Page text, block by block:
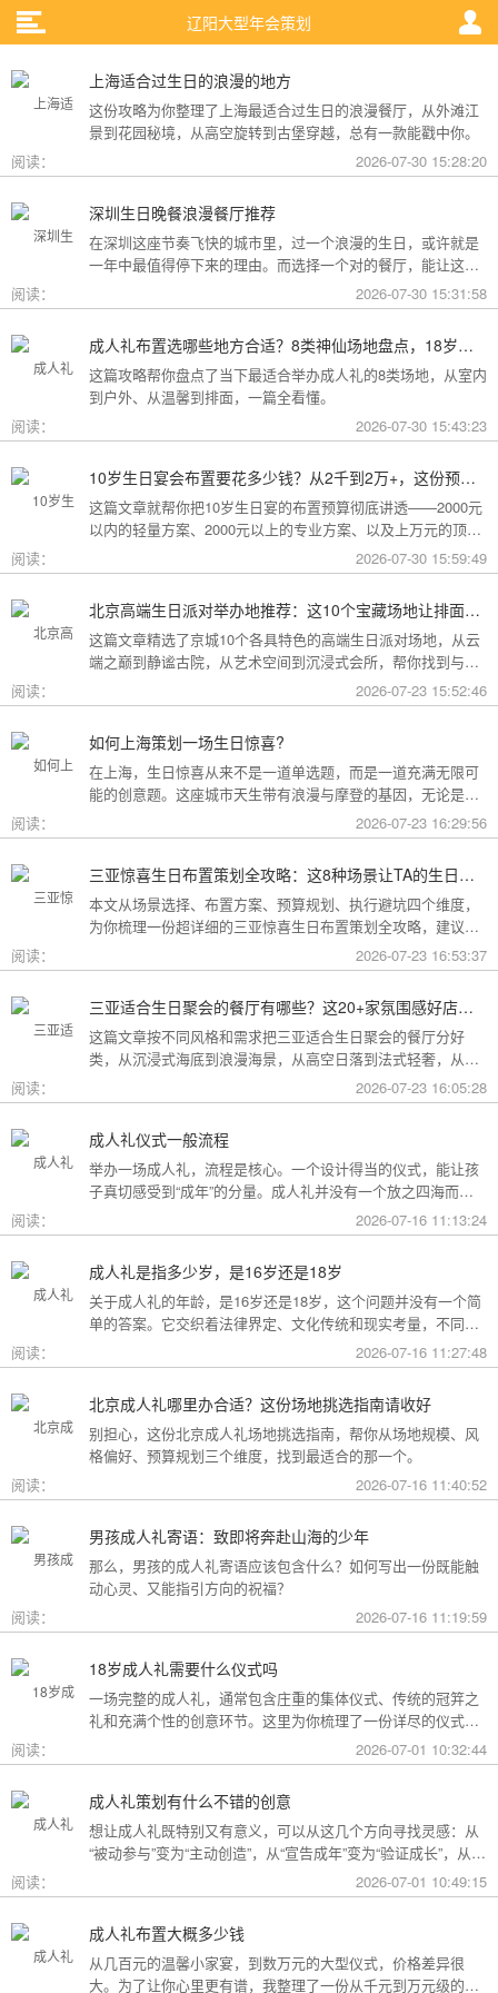
辽阳大型年会策划
上海适合过生日的浪漫的地方
这份攻略为你整理了上海最适合过生日的浪漫餐厅，从外滩江
景到花园秘境，从高空旋转到古堡穿越，总有一款能戳中你。
阅读：
2026-07-30 15:28:20
深圳生日晚餐浪漫餐厅推荐
在深圳这座节奏飞快的城市里，过一个浪漫的生日，或许就是
一年中最值得停下来的理由。而选择一个对的餐厅，能让这一
天从“普通”变成“终生难忘”。无论是俯瞰城市灯火的高空秘境，
还是被鲜花与海风包裹的梦幻露台，深圳从不缺乏仪式感。
阅读： 2026-07-30 15:31:58
成人礼布置选哪些地方合适？8类神仙场地盘点，18岁的仪式感从选对地方开始
这篇攻略帮你盘点了当下最适合举办成人礼的8类场地，从室内
到户外、从温馨到排面，一篇全看懂。
阅读：
2026-07-30 15:43:23
10岁生日宴会布置要花多少钱？从2千到2万+，这份预算攻略讲透了
这篇文章就帮你把10岁生日宴的布置预算彻底讲透——2000元
以内的轻量方案、2000元以上的专业方案、以及上万元的顶配
阅读： 2026-07-30 15:59:49
北京高端生日派对举办地推荐：这10个宝藏场地让排面与品味兼得
这篇文章精选了京城10个各具特色的高端生日派对场地，从云
端之巅到静谧古院，从艺术空间到沉浸式会所，帮你找到与心
阅读： 2026-07-23 15:52:46
如何上海策划一场生日惊喜?
在上海，生日惊喜从来不是一道单选题，而是一道充满无限可
能的创意题。这座城市天生带有浪漫与摩登的基因，无论是外
滩的璀璨夜景，还是梧桐树下的老洋房，都为策划惊喜提供了
无尽的灵感
阅读： 2026-07-23 16:29:56
三亚惊喜生日布置策划全攻略：这8种场景让TA的生日成为永远难忘的回忆
本文从场景选择、布置方案、预算规划、执行避坑四个维度，
为你梳理一份超详细的三亚惊喜生日布置策划全攻略，建议收
阅读： 2026-07-23 16:53:37
三亚适合生日聚会的餐厅有哪些？这20+家氛围感好店按风格挑，一篇搞定
这篇文章按不同风格和需求把三亚适合生日聚会的餐厅分好
类，从沉浸式海底到浪漫海景，从高空日落到法式轻奢，从热
带庭院到高性价比好店，直接对号入座就行。
阅读： 2026-07-23 16:05:28
成人礼仪式一般流程
举办一场成人礼，流程是核心。一个设计得当的仪式，能让孩
子真切感受到“成年”的分量。成人礼并没有一个放之四海而皆
准的固定模板，它可以根据不同的风格和规模灵活调整。下面
为你梳理了传统、现代和家庭聚会三种主要场景的完整流程，
阅读： 2026-07-16 11:13:24
成人礼是指多少岁，是16岁还是18岁
关于成人礼的年龄，是16岁还是18岁，这个问题并没有一个简
单的答案。它交织着法律界定、文化传统和现实考量，不同的
阅读： 2026-07-16 11:27:48
北京成人礼哪里办合适？这份场地挑选指南请收好
别担心，这份北京成人礼场地挑选指南，帮你从场地规模、风
格偏好、预算规划三个维度，找到最适合的那一个。
阅读：
2026-07-16 11:40:52
男孩成人礼寄语：致即将奔赴山海的少年
那么，男孩的成人礼寄语应该包含什么？如何写出一份既能触
动心灵、又能指引方向的祝福？
阅读：
2026-07-16 11:19:59
18岁成人礼需要什么仪式吗
一场完整的成人礼，通常包含庄重的集体仪式、传统的冠笄之
礼和充满个性的创意环节。这里为你梳理了一份详尽的仪式清
阅读： 2026-07-01 10:32:44
成人礼策划有什么不错的创意
想让成人礼既特别又有意义，可以从这几个方向寻找灵感：从
“被动参与”变为“主动创造”，从“宣告成年”变为“验证成长”，从
阅读： 2026-07-01 10:49:15
成人礼布置大概多少钱
从几百元的温馨小家宴，到数万元的大型仪式，价格差异很
大。为了让你心里更有谱，我整理了一份从千元到万元级的费